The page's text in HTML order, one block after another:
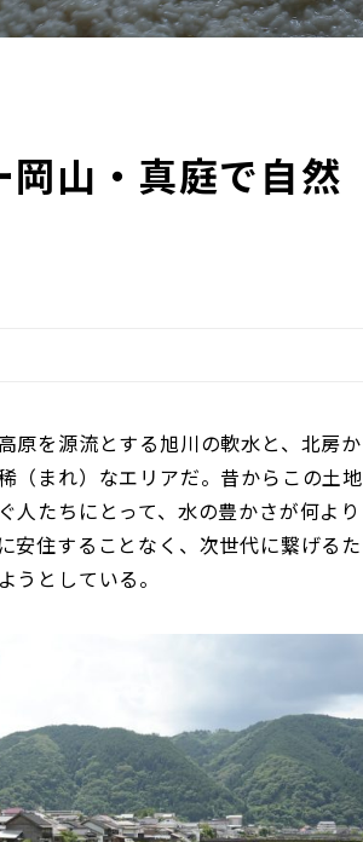
山・真庭で自然
原を源流とする旭川の軟水と、北房か
（まれ）なエリアだ。昔からこの土地
人たちにとって、水の豊かさが何より
安住することなく、次世代に繋げるた
うとしている。